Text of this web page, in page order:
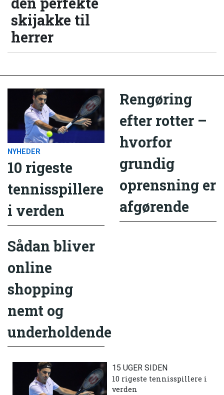
skijakke til
herrer
NYHEDER
10 rigeste
tennisspillere
i verden
Rengøring
efter rotter –
hvorfor
grundig
oprensning er
afgørende
Sådan bliver
online
shopping
nemt og
underholdende
15 UGER SIDEN
10 rigeste tennisspillere i
verden